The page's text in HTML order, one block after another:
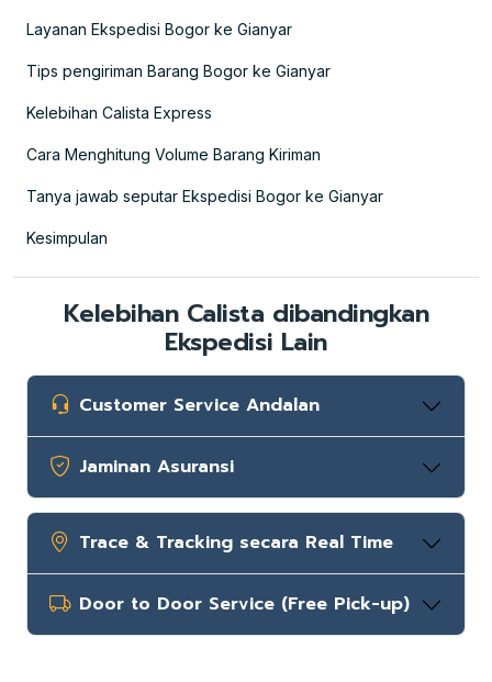
Layanan Ekspedisi Bogor ke Gianyar
Tips pengiriman Barang Bogor ke Gianyar
Kelebihan Calista Express
Cara Menghitung Volume Barang Kiriman
Tanya jawab seputar Ekspedisi Bogor ke Gianyar
Kesimpulan
Kelebihan Calista dibandingkan
Ekspedisi Lain
Customer Service Andalan
Jaminan Asuransi
Trace & Tracking secara Real Time
Door to Door Service (Free Pick-up)